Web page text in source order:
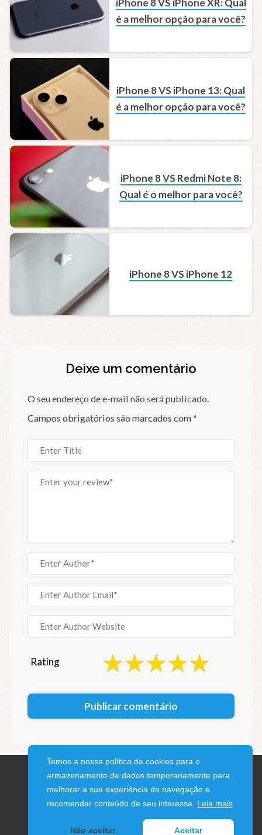
é a melhor opção para você?
iPhone 8 VS iPhone 13: Qual
é a melhor opção para você?
iPhone 8 VS Redmi Note 8:
Qual é o melhor para você?
iPhone 8 VS iPhone 12
Deixe um comentário
O seu endereço de e-mail não será publicado.
Campos obrigatórios são marcados com*
Rating
Temos a nossa política de cookies para o
armazenamento de dados temporariamente para
melhorar a sua experiência de navegação e
recomendar conteúdo de seu interesse. Leia mais
Não aceitar Aceitar